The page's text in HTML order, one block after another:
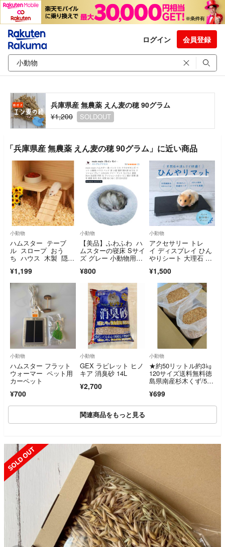
ログイン 会員登録
兵庫県産 無農薬 えん麦の穂 90グラム
¥1,200
SOLDOUT
「兵庫県産 無農薬 えん麦の穂 90グラム」に近い商品
小動物
ハムスター テーブ
ル スロープ おう
ち ハウス 木製 隠れ
¥1,199
小動物
【美品】ふわふわ ハ
ムスターの寝床 Sサイ
ズ グレー 小動物用ベ
¥800
小動物
アクセサリー トレ
イ ディスプレイ ひん
やりシート 大理石 御
¥1,500
小動物
ハムスター フラット
ウォーマー ペット用
カーペット
¥700
小動物
GEX ラビレット ヒノ
キア 消臭砂 14L
¥2,700
小動物
★約50リットル約3㎏
120サイズ送料無料徳
島県南産杉木くず/50L
¥699
関連商品をもっと見る
SOLD OUT